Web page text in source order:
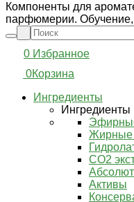
Компоненты для
парфюмерии. Обучение,
0 Избранное
0Корзина
Ингредиенты
Ингредиенты
Жирные
СО2
Активы